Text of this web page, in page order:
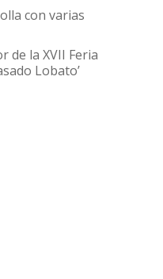
con varias
de la XVII Feria
Lobato’